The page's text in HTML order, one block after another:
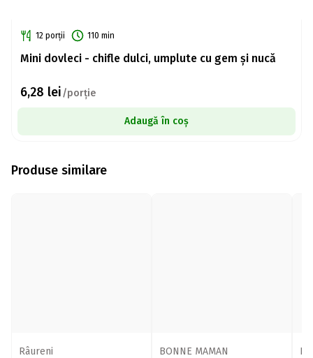
12 porții 110 min
Mini dovleci - chifle dulci, umplute cu gem și nucă
6,28 lei/porție
Adaugă în coș
Produse similare
Râureni
BONNE MAMAN